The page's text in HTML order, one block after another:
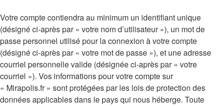
Votre compte contiendra au minimum un identifiant unique
(désigné ci-après par « votre nom d’utilisateur »), un mot de
passe personnel utilisé pour la connexion à votre compte
(désigné ci-après par « votre mot de passe »), et une adresse
courriel personnelle valide (désignée ci-après par « votre
courriel »). Vos informations pour votre compte sur
« Mirapolis.fr » sont protégées par les lois de protection des
données applicables dans le pays qui nous héberge. Toute